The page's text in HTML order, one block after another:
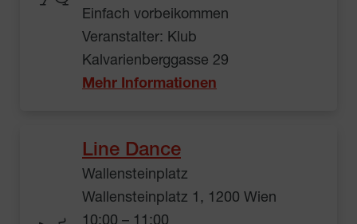
Einfach vorbeikommen
Veranstalter: Klub
Kalvarienberggasse 29
Mehr Informationen
Line Dance
Wallensteinplatz
Wallensteinplatz 1, 1200 Wien